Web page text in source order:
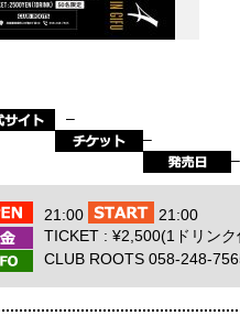
–
–
–
21:00
21:00
TICKET : ¥2,500(1ドリンク
CLUB ROOTS 058-248-